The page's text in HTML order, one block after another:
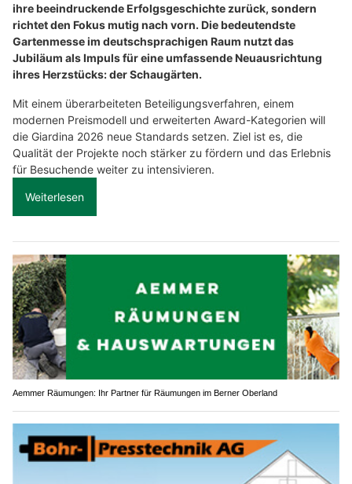
ihre beeindruckende Erfolgsgeschichte zurück, sondern
richtet den Fokus mutig nach vorn. Die bedeutendste
Gartenmesse im deutschsprachigen Raum nutzt das
Jubiläum als Impuls für eine umfassende Neuausrichtung
ihres Herzstücks: der Schaugärten.
Mit einem überarbeiteten Beteiligungsverfahren, einem
modernen Preismodell und erweiterten Award-Kategorien will
die Giardina 2026 neue Standards setzen. Ziel ist es, die
Qualität der Projekte noch stärker zu fördern und das Erlebnis
für Besuchende weiter zu intensivieren.
Weiterlesen
Aemmer Räumungen: Ihr Partner für Räumungen im Berner Oberland